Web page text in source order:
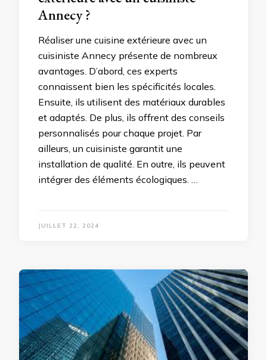
Annecy ?
Réaliser une cuisine extérieure avec un
cuisiniste Annecy présente de nombreux
avantages. D’abord, ces experts
connaissent bien les spécificités locales.
Ensuite, ils utilisent des matériaux durables
et adaptés. De plus, ils offrent des conseils
personnalisés pour chaque projet. Par
ailleurs, un cuisiniste garantit une
installation de qualité. En outre, ils peuvent
intégrer des éléments écologiques. …
JUILLET 22, 2024